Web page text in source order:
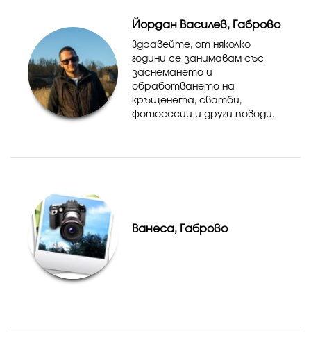
Йордан Василев, Габрово
Здравейте, от няколко
години се занимавам със
заснемането и
обработването на
кръщенета, сватби,
фотосесии и други поводи.
facebook страницата. Към
Ванеса, Габрово